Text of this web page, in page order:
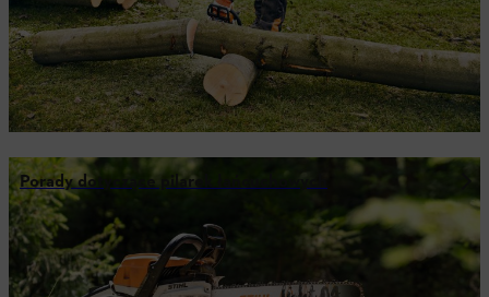
Porady dotyczące pilarek łańcuchowych